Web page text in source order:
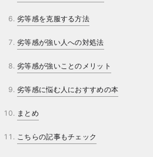
劣等感を克服する方法
劣等感が強い人への対処法
劣等感が強いことのメリット
劣等感に悩む人におすすめの本
まとめ
こちらの記事もチェック